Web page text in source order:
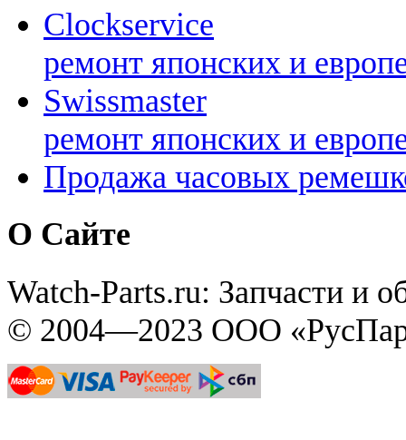
Clockservice
ремонт японских и
Swissmaster
ремонт японских и
Продажа часовых
О Сайте
Watch-Parts.ru: Запчасти и
© 2004—2023 ООО